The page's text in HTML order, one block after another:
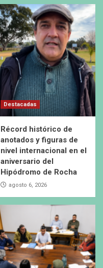
Destacadas
Récord histórico de
anotados y figuras de
nivel internacional en el
aniversario del
Hipódromo de Rocha
agosto 6, 2026